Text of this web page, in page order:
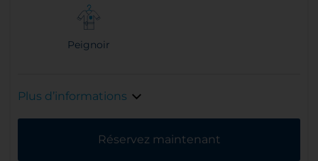
Peignoir
Plus d’informations
Réservez maintenant